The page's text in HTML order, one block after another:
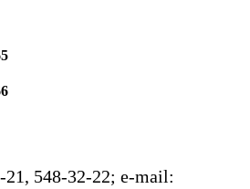
21, 548-32-22; e-mail: